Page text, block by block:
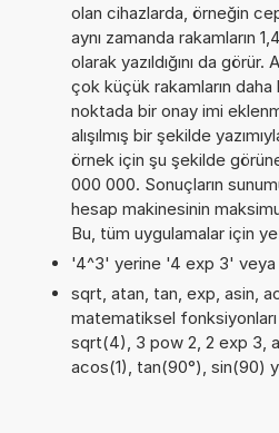
olan cihazlarda, örneğin
aynı zamanda rakamların
olarak yazıldığını da
çok küçük rakamların daha
noktada bir onay imi
alışılmış bir şekilde
örnek için şu şekilde
000 000. Sonuçların
hesap makinesinin
Bu, tüm uygulamalar için
'4^3' yerine '4 exp 3'
sqrt, atan, tan, exp, asin,
matematiksel fonksiyonları
sqrt(4), 3 pow 2, 2 exp 3,
acos(1), tan(90°), sin(90)